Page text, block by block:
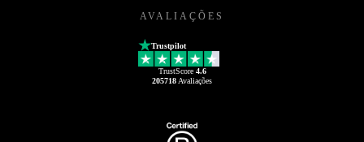
AVALIAÇÕES
Trustpilot
TrustScore 4.6
205718 Avaliações